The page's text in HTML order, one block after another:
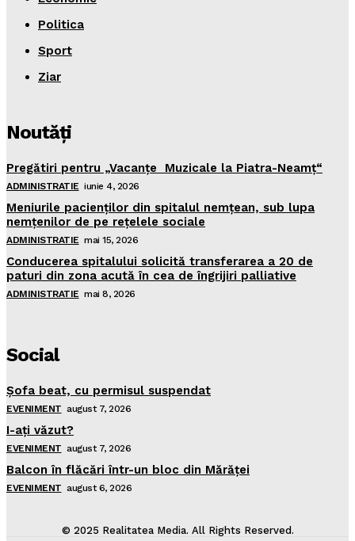
Politica
Sport
Ziar
Noutăţi
Pregătiri pentru „Vacanţe Muzicale la Piatra-Neamţ“
ADMINISTRATIE iunie 4, 2026
Meniurile pacienţilor din spitalul nemţean, sub lupa
nemţenilor de pe reţelele sociale
ADMINISTRATIE mai 15, 2026
Conducerea spitalului solicită transferarea a 20 de
paturi din zona acută în cea de îngrijiri palliative
ADMINISTRATIE mai 8, 2026
Social
Şofa beat, cu permisul suspendat
EVENIMENT august 7, 2026
I-aţi văzut?
EVENIMENT august 7, 2026
Balcon în flăcări într-un bloc din Mărăţei
EVENIMENT august 6, 2026
© 2025 Realitatea Media. All Rights Reserved.